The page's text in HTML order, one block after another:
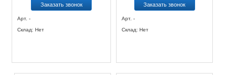
Заказать звонок
Арт. -
Склад: Нет
Заказать звонок
Арт. -
Склад: Нет